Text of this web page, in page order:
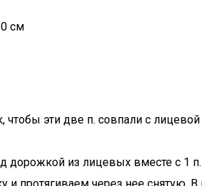
см
чтобы эти две п. совпали с
дорожкой из лицевых вместе с 1